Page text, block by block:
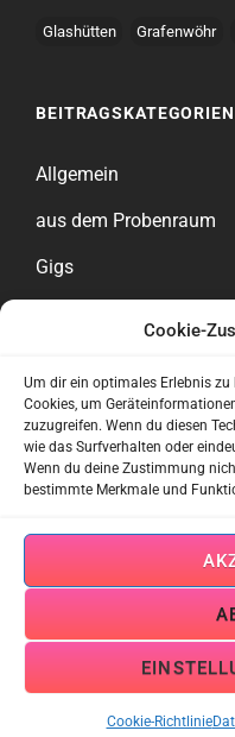
Cookie-
Um dir ein optimales Erlebnis zu
Cookies, um
zuzugreifen. Wenn du diesen
wie das Surfverhalten oder
Wenn du deine Zustimmung
bestimmte Merkmale und
Cookie-Richtlinie
Glashütten Grafenwöhr
BEITRAGSKATEGORIEN
Allgemein
aus dem Probenraum
Gigs
Impressum
Datenschutzerklärung
Cookie-Richtlinien
Copyright © 2026